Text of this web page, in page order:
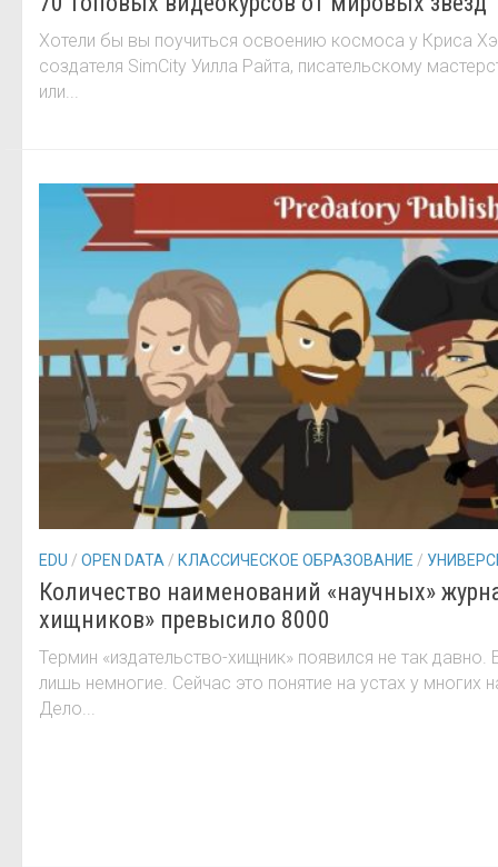
Хотели бы вы поучиться освоению космоса у Криса
создателя SimCity Уилла Райта, писательскому
или...
EDU / OPEN DATA / КЛАССИЧЕСКОЕ ОБРАЗОВАНИЕ /
Количество наименований «научных»
хищников» превысило 8000
Термин «издательство-хищник» появился не так
лишь немногие. Сейчас это понятие на устах у многих
Дело...